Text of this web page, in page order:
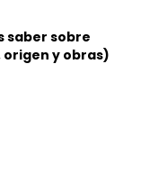
saber sobre
origen y obras)